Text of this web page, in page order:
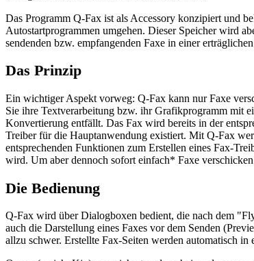
Das Programm Q-Fax ist als Accessory konzipiert und
Autostartprogrammen umgehen. Dieser Speicher wird
sendenden bzw. empfangenden Faxe in einer
Das Prinzip
Ein wichtiger Aspekt vorweg: Q-Fax kann nur Faxe
Sie ihre Textverarbeitung bzw. ihr Grafikprogramm mit
Konvertierung entfällt. Das Fax wird bereits in der
Treiber für die Hauptanwendung existiert. Mit Q-Fax
entsprechenden Funktionen zum Erstellen eines Fax-
wird. Um aber dennoch sofort einfach* Faxe
Die Bedienung
Q-Fax wird über Dialogboxen bedient, die nach dem
auch die Darstellung eines Faxes vor dem Senden
allzu schwer. Erstellte Fax-Seiten werden automatisch in